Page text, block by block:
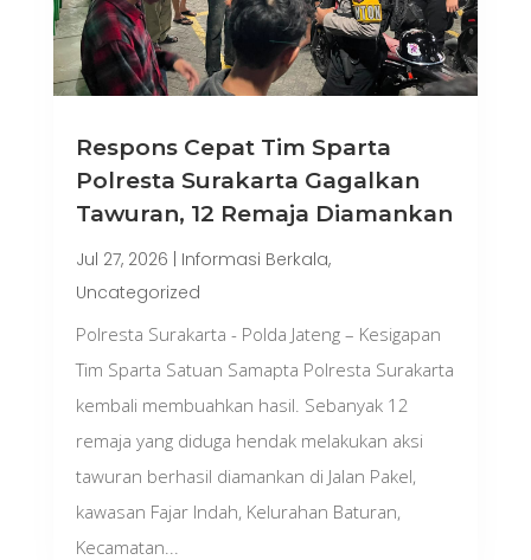
Respons Cepat Tim Sparta
Polresta Surakarta Gagalkan
Tawuran, 12 Remaja Diamankan
Jul 27, 2026 | Informasi Berkala,
Uncategorized
Polresta Surakarta - Polda Jateng – Kesigapan
Tim Sparta Satuan Samapta Polresta Surakarta
kembali membuahkan hasil. Sebanyak 12
remaja yang diduga hendak melakukan aksi
tawuran berhasil diamankan di Jalan Pakel,
kawasan Fajar Indah, Kelurahan Baturan,
Kecamatan...